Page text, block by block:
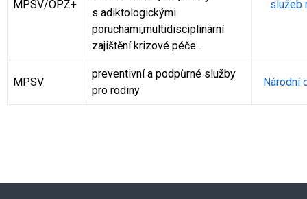
MPSV/OPZ+
s adiktologickými
poruchami,multidisciplinární
zajištění krizové péče...
služeb
MPSV
preventivní a podpůrné služby
pro rodiny
Národní